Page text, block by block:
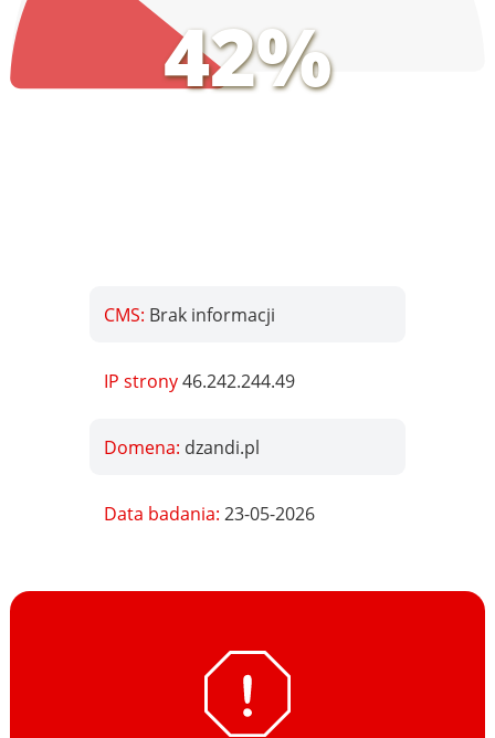
42%
CMS: Brak informacji
IP strony46.242.244.49
Domena: dzandi.pl
Data badania:23-05-2026